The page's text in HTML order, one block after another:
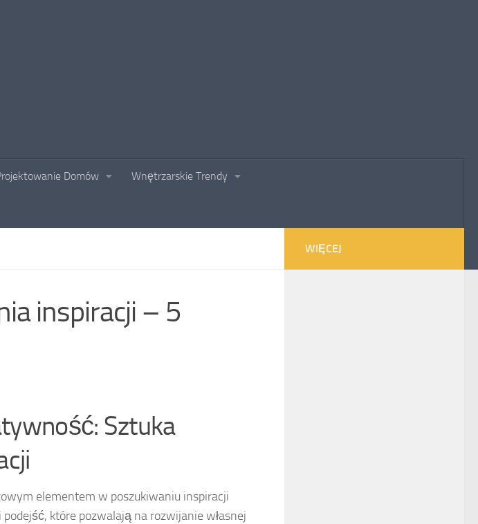
Domów Wnętrzarskie Trendy
inspiracji – 5
Sztuka
elementem w poszukiwaniu inspiracji
które pozwalają na rozwijanie własnej
WIĘCEJ